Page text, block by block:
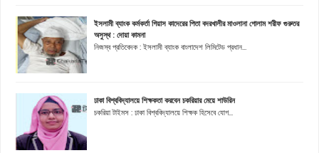
ইসলামী ব্যাংক কর্মকর্তা গিয়াস কাদেরের পিতা বদরখালীর মাওলানা গোলাম শরীফ গুরুতর
অসুস্থ : দোয়া কামনা
নিজস্ব প্রতিবেদক : ইসলামী ব্যাংক বাংলাদেশ লিমিটেড প্রধান...
ঢাকা বিশ্ববিদ্যালয়ে শিক্ষকতা করবেন চকরিয়ার মেয়ে শাউরিন
চকরিয়া টাইমস : ঢাকা বিশ্ববিদ্যালয়ে শিক্ষক হিসেবে যোগ...